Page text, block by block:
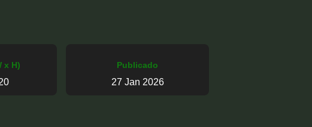
x H) Publicado
27 Jan 2026